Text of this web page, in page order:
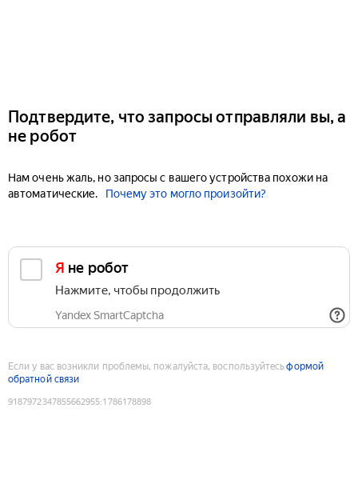
Подтвердите, что запросы отправляли вы, а
не робот
Нам очень жаль, но запросы с вашего устройства похожи на
автоматические.
Почему это могло произойти?
Я не робот
Нажмите, чтобы продолжить
Yandex SmartCaptcha
Если у вас возникли проблемы, пожалуйста, воспользуйтесьформой
обратной связи
9187972347855662955:1786178898